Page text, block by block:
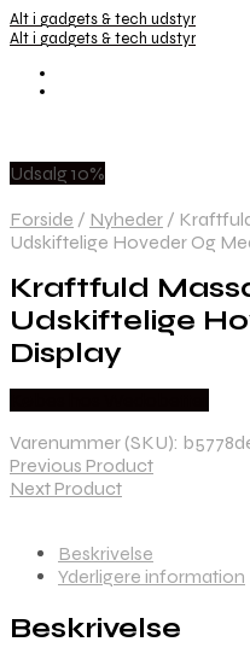
Alt i gadgets & tech udstyr
Alt i gadgets & tech udstyr
Udsalg 10%
Forside / Nyheder /
Udskiftelige Hoveder Og
Kraftfuld
Udskiftelige
Display
Varenummer (SKU):
Previous Product
Next Product
Beskrivelse
Yderligere information
Beskrivelse